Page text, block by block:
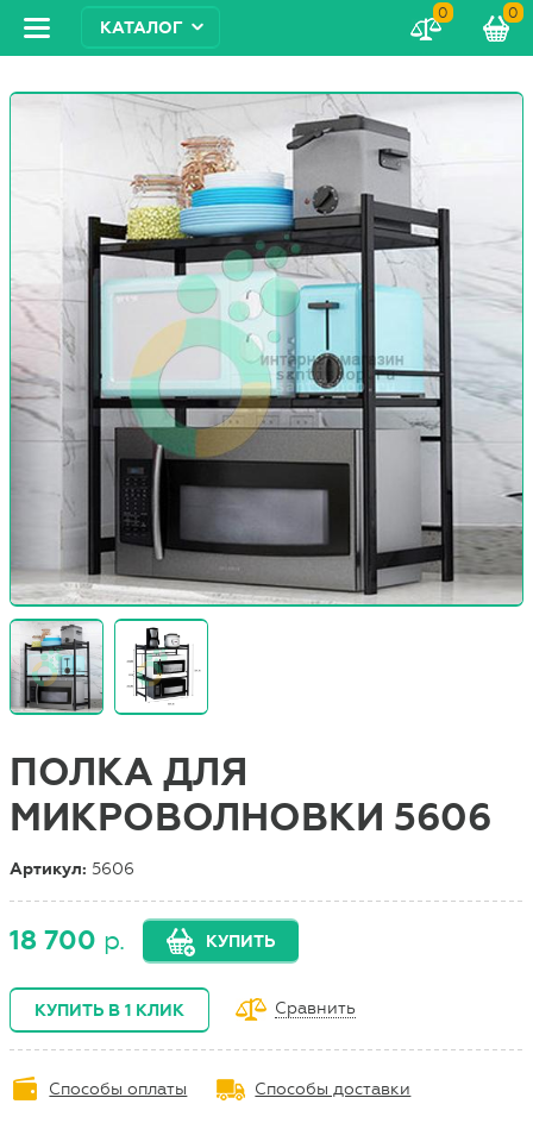
КАТАЛОГ
0 0
ПОЛКА ДЛЯ
МИКРОВОЛНОВКИ 5606
Артикул: 5606
18 700 р. КУПИТЬ
КУПИТЬ В 1 КЛИК Сравнить
Способы оплаты Способы доставки